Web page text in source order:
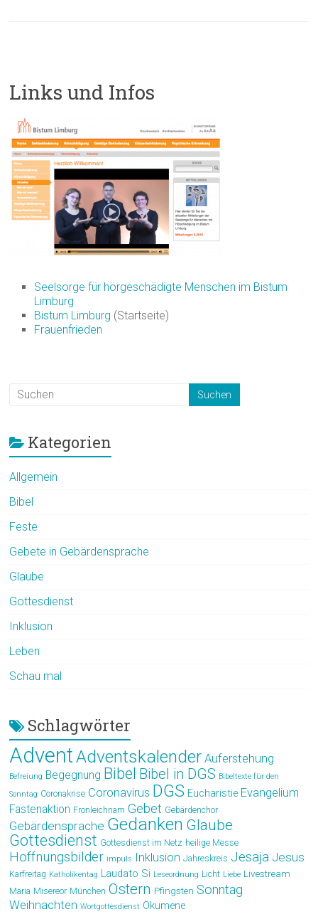
Links und Infos
Seelsorge für hörgeschädigte Menschen im Bistum
Limburg
Bistum Limburg (Startseite)
Frauenfrieden
Kategorien
Allgemein
Bibel
Feste
Gebete in Gebärdensprache
Glaube
Gottesdienst
Inklusion
Leben
Schau mal
Schlagwörter
AdventAdventskalender Auferstehung
Befreiung Begegnung Bibel Bibel in DGS Bibeltexte für den
Sonntag Coronakrise Coronavirus DGS Eucharistie Evangelium
Fastenaktion Fronleichnam Gebet Gebärdenchor
Gebärdensprache Gedanken Glaube
Gottesdienst Gottesdienst im Netz heilige Messe
Hoffnungsbilder impuls Inklusion Jahreskreis Jesaja Jesus
Karfreitag Katholikentag Laudato Si Leseordnung Licht Liebe Livestream
Maria Misereor München Ostern Pfingsten Sonntag
Weihnachten Wortgottesdienst Ökumene